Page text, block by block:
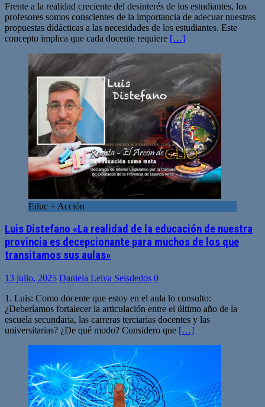
Frente a la realidad creciente del desinterés de los estudiantes, los
profesores somos conscientes de la importancia de adecuar nuestras
propuestas didácticas a las necesidades de los estudiantes. Este
concepto implica que cada docente requiere […]
Educ + Acción
Luis Distefano «La realidad de la educación de nuestra
provincia es decepcionante para muchos de los que
transitamos sus aulas»
13 julio, 2025 Daniela Leiva Seisdedos 0
1. Luis: Como docente que estoy en el aula lo consulto:
¿Deberíamos fortalecer la articulación entre el último año de la
escuela secundaria, las carreras terciarias docentes y las
universitarias? ¿De qué modo? Considero que […]